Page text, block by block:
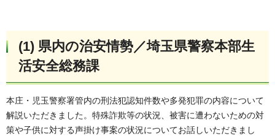
(1) 県内の治安情勢／埼玉県警察本部生
活安全総務課
本庄・児玉警察署管内の刑法犯認知件数や多発犯罪の内容について
解説いただきました。特殊詐欺等の状況、被害に遭わないための対
策や子供に対する声掛け事案の状況についてお話しいただきまし